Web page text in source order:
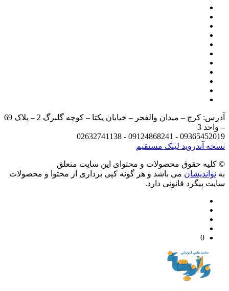
آدرس: کرج – میدان والفجر – خیابان یکتا – کوچه گلبرگ 2 – پلاک 69
3
09365452019 - 09124868241 -
آندرویدلینک مستقیم
حقوق محصولات و محتوای اين سایت متعلق
می باشد و هر گونه کپی برداری از محتوا و محصولات
پیگرد قانونی دارد.